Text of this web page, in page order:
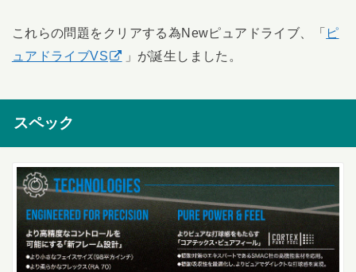
これらの問題をクリアする為Newピュアドライブ、「 ピ
ュアドライブVS
」が誕生しました。
スペック